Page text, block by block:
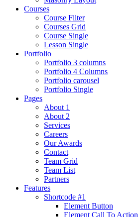
Courses
Course Filter
Courses Grid
Course Single
Lesson Single
Portfolio
Portfolio 3 columns
Portfolio 4 Columns
Portfolio carousel
Portfolio Single
Pages
About 1
About 2
Services
Careers
Our Awards
Contact
Team Grid
Team List
Partners
Features
Shortcode #1
Element Button
Element Call To Action